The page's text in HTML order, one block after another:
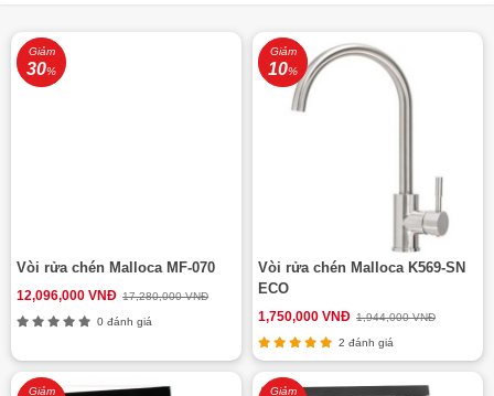
Giảm
30%
Vòi rửa chén Malloca MF-070
12,096,000 VNĐ 17,280,000 VNĐ
0 đánh giá
Giảm
10%
Vòi rửa chén Malloca K569-SN
ECO
1,750,000 VNĐ 1,944,000 VNĐ
2 đánh giá
Giảm Giảm